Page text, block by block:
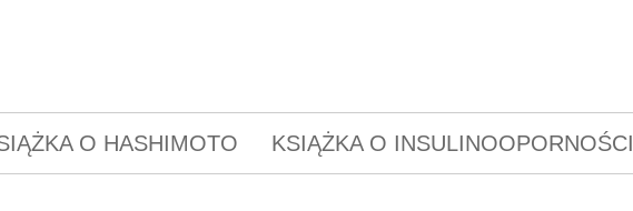
O HASHIMOTO KSIĄŻKA O INSULINOOPORNOŚCI